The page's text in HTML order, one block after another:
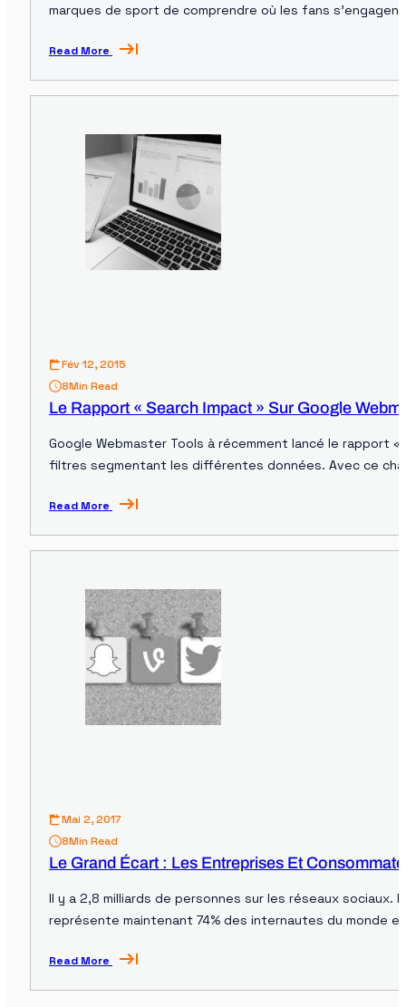
marques de sport de comprendre où les fans
Read More
Le Rapport « Search Impact » Sur Google
Google Webmaster Tools à récemment lancé le rapport
filtres segmentant les différentes données. Avec ce
Fév 12, 2015
Min Read
8
Read More
Le Grand Écart : Les Entreprises Et
Il y a 2,8 milliards de personnes sur les réseaux
représente maintenant 74% des internautes du monde
Mai 2, 2017
Min Read
8
Read More